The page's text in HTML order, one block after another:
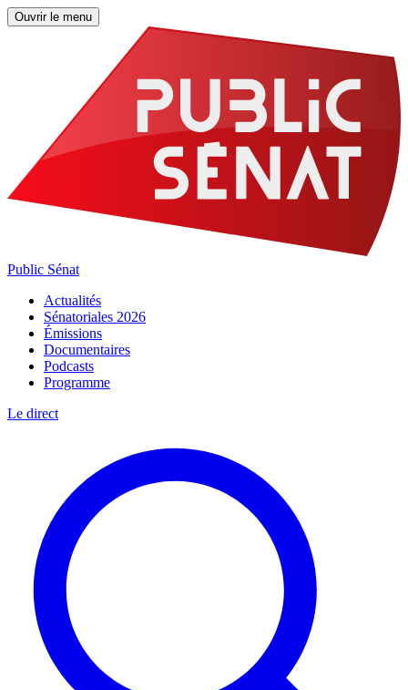
Ouvrir le menu
Public Sénat
Actualités
Sénatoriales 2026
Émissions
Documentaires
Podcasts
Programme
Le direct